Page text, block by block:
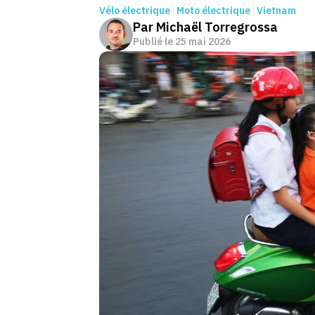
Vélo électrique Moto électrique Vietnam
Par Michaël Torregrossa
Publié le 25 mai 2026